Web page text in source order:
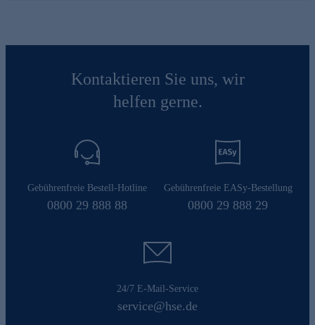
Kontaktieren Sie uns, wir
helfen gerne.
Gebührenfreie Bestell-Hotline
0800 29 888 88
Gebührenfreie EASy-Bestellung
0800 29 888 29
24/7 E-Mail-Service
service@hse.de